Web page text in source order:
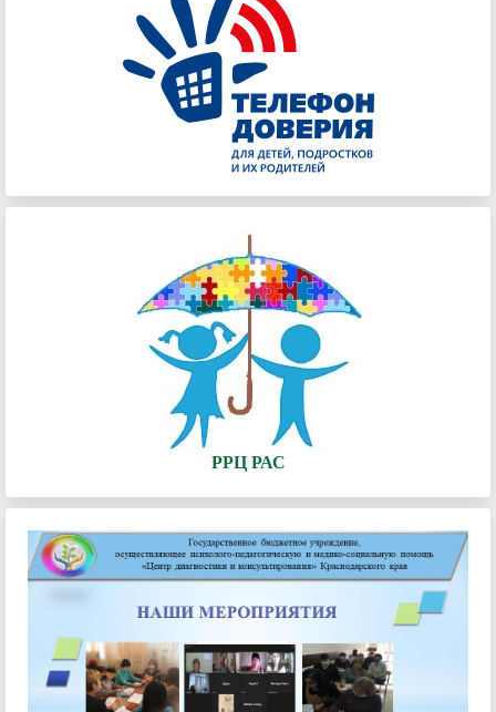
РРЦ РАС